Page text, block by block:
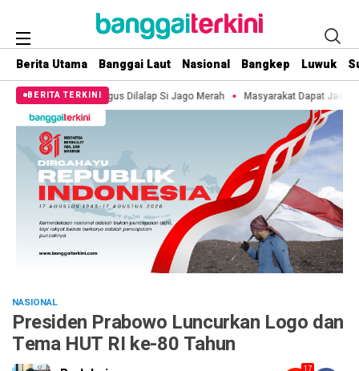
Berita Utama Banggai Laut Nasional Bangkep Luwuk
BERITA TERKINI
Dilalap Si Jago Merah Masyarakat Dapat Jadwal Ukur Tanah yang
NASIONAL
Presiden Prabowo Luncurkan Logo dan
Tema HUT RI ke-80 Tahun